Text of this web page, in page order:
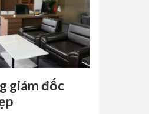
giám đốc